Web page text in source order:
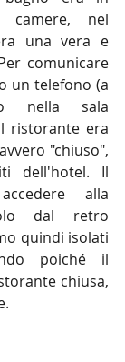
camere, nel
una vera e
comunicare
un telefono (a
nella sala
ristorante era
"chiuso",
dell'hotel. Il
alla
dal retro
quindi isolati
poiché il
chiusa,